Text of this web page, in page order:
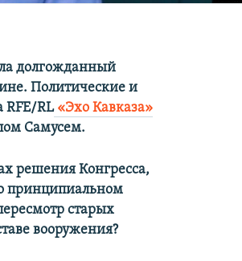
долгожданный
Политические и
RFE/RL «Эхо Кавказа»
Самусем.
решения Конгресса,
принципиальном
старых
вооружения?